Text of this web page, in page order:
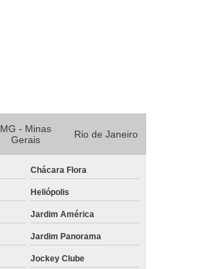
MG - Minas
Gerais
Rio de Janeiro
Chácara Flora
Heliópolis
Jardim América
Jardim Panorama
Jockey Clube